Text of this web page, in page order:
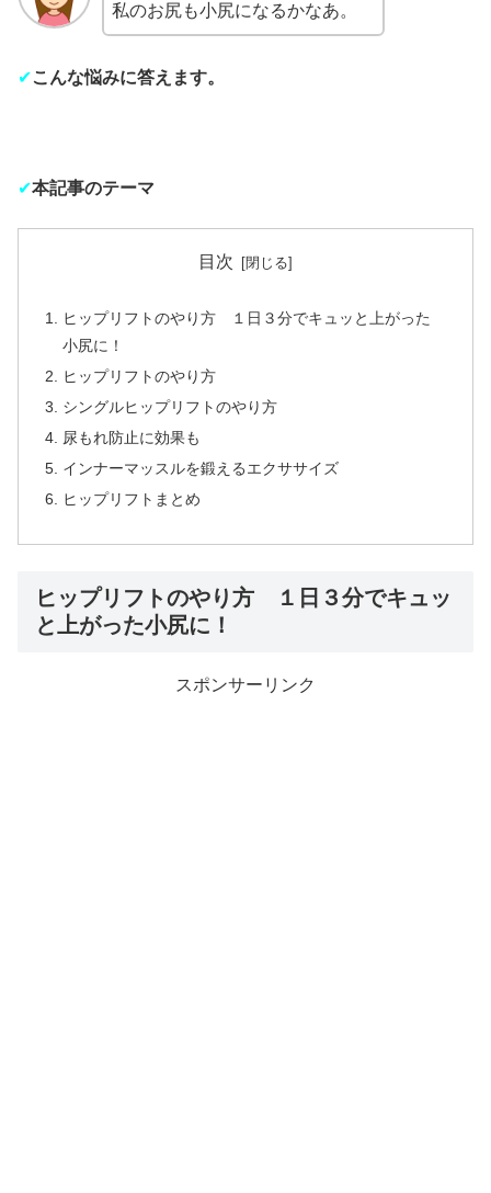
私のお尻も小尻になるかなあ。
✔︎こんな悩みに答えます。
✔︎本記事のテーマ
目次
ヒップリフトのやり方 １日３分でキュッと上がった
小尻に！
ヒップリフトのやり方
シングルヒップリフトのやり方
尿もれ防止に効果も
インナーマッスルを鍛えるエクササイズ
ヒップリフトまとめ
ヒップリフトのやり方 １日３分でキュッ
と上がった小尻に！
スポンサーリンク